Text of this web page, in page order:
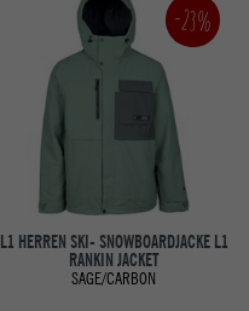
-23%
L1 HERREN SKI- SNOWBOARDJACKE L1
RANKIN JACKET
SAGE/CARBON